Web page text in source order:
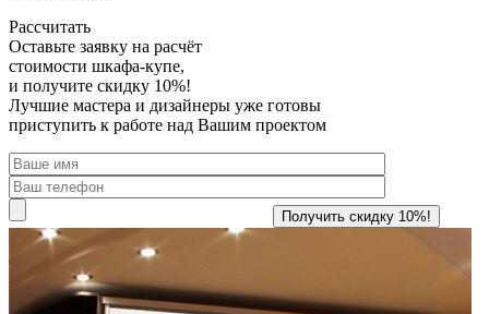
Рассчитать
Оставьте заявку на расчёт
стоимости шкафа-купе,
и получите скидку 10%!
Лучшие мастера и дизайнеры уже готовы
приступить к работе над Вашим проектом